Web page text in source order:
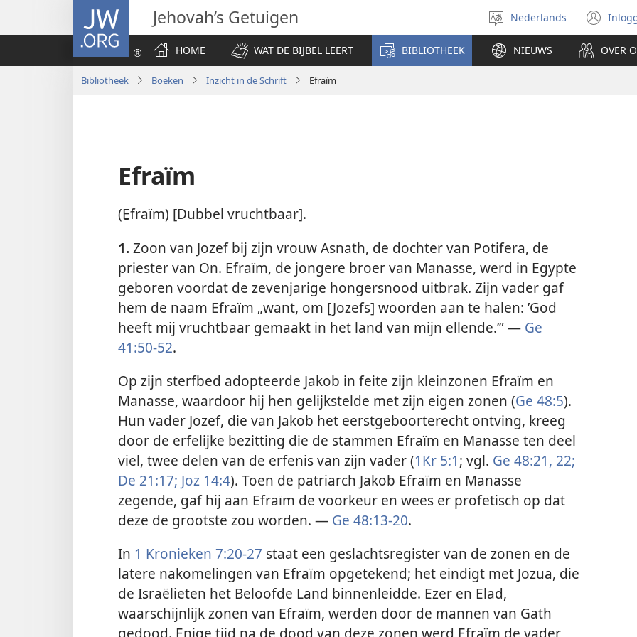
JW.ORG Jehovah’s Getuigen
Taal
selecteren
Nederlands
HOME
WAT DE BIJBEL LEERT BIBLIOTHEEK NIEUWS OVER
Bibliotheek Boeken Inzicht in de Schrift Efraïm
Efraïm
(E̱fraïm) [Dubbel vruchtbaar].
1.Zoon van Jozef bij zijn vrouw Asnath, de dochter van Potifera, de
priester van On. Efraïm, de jongere broer van Manasse, werd in Egypte
geboren voordat de zevenjarige hongersnood uitbrak. Zijn vader gaf
hem de naam Efraïm „want, om [Jozefs] woorden aan te halen: ’God
heeft mij vruchtbaar gemaakt in het land van mijn ellende.’” — Ge
41:50-52.
Op zijn sterfbed adopteerde Jakob in feite zijn kleinzonen Efraïm en
Manasse, waardoor hij hen gelijkstelde met zijn eigen zonen (Ge 48:5).
Hun vader Jozef, die van Jakob het eerstgeboorterecht ontving, kreeg
door de erfelijke bezitting die de stammen Efraïm en Manasse ten deel
viel, twee delen van de erfenis van zijn vader (1Kr 5:1; vgl. Ge 48:21, 22;
De 21:17; Joz 14:4). Toen de patriarch Jakob Efraïm en Manasse
zegende, gaf hij aan Efraïm de voorkeur en wees er profetisch op dat
deze de grootste zou worden. — Ge 48:13-20.
In 1 Kronieken 7:20-27 staat een geslachtsregister van de zonen en de
latere nakomelingen van Efraïm opgetekend; het eindigt met Jozua, die
de Israëlieten het Beloofde Land binnenleidde. Ezer en Elad,
waarschijnlijk zonen van Efraïm, werden door de mannen van Gath
gedood. Enige tijd na de dood van deze zonen werd Efraïm de vader